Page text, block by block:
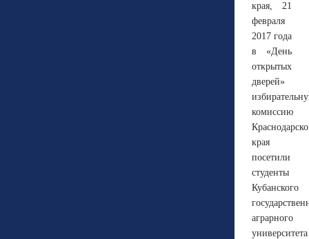
края, 21
февраля
2017 года
в «День
открытых
дверей»
комиссию
края
посетили
студенты
Кубанского
аграрного
университета